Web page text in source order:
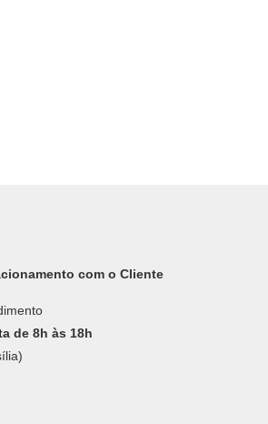
com o Cliente
de 8h às 18h